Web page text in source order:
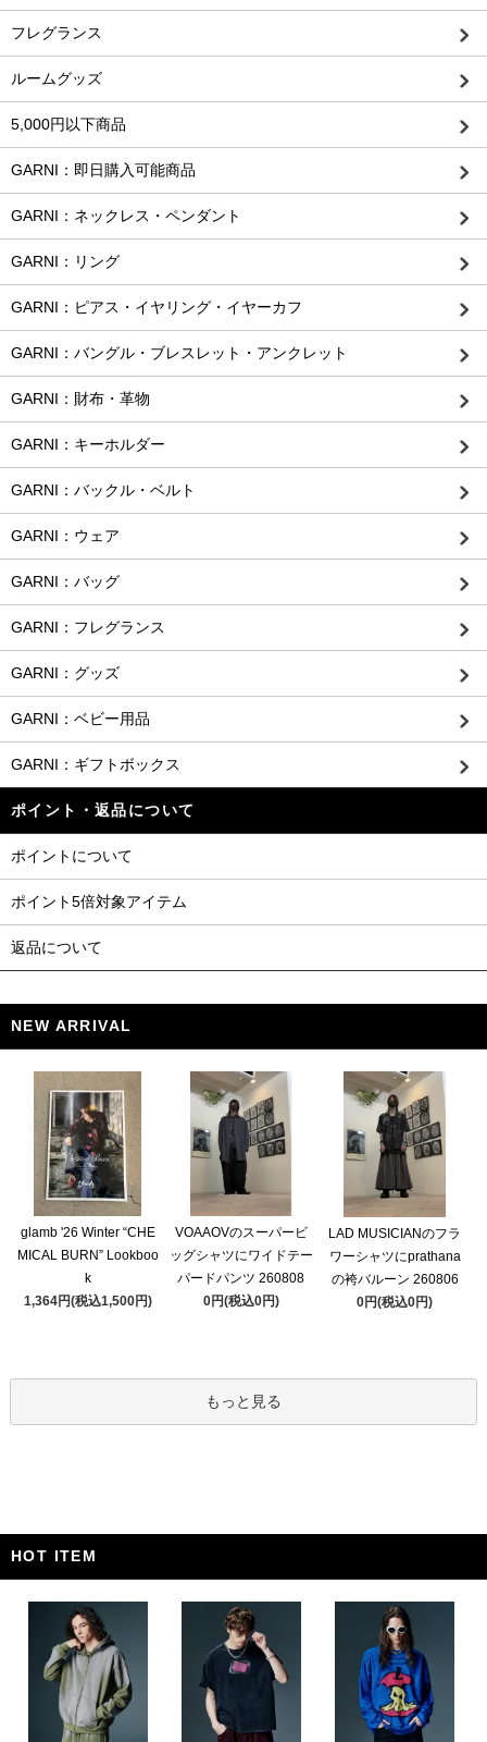
フレグランス
ルームグッズ
5,000円以下商品
GARNI：即日購入可能商品
GARNI：ネックレス・ペンダント
GARNI：リング
GARNI：ピアス・イヤリング・イヤーカフ
GARNI：バングル・ブレスレット・アンクレット
GARNI：財布・革物
GARNI：キーホルダー
GARNI：バックル・ベルト
GARNI：ウェア
GARNI：バッグ
GARNI：フレグランス
GARNI：グッズ
GARNI：ベビー用品
GARNI：ギフトボックス
ポイント・返品について
ポイントについて
ポイント5倍対象アイテム
返品について
NEW ARRIVAL
glamb '26 Winter “CHE
MICAL BURN” Lookboo
k
1,364円(税込1,500円)
VOAAOVのスーパービ
ッグシャツにワイドテー
パードパンツ 260808
0円(税込0円)
LAD MUSICIANのフラ
ワーシャツにprathana
の袴バルーン 260806
0円(税込0円)
もっと見る
HOT ITEM